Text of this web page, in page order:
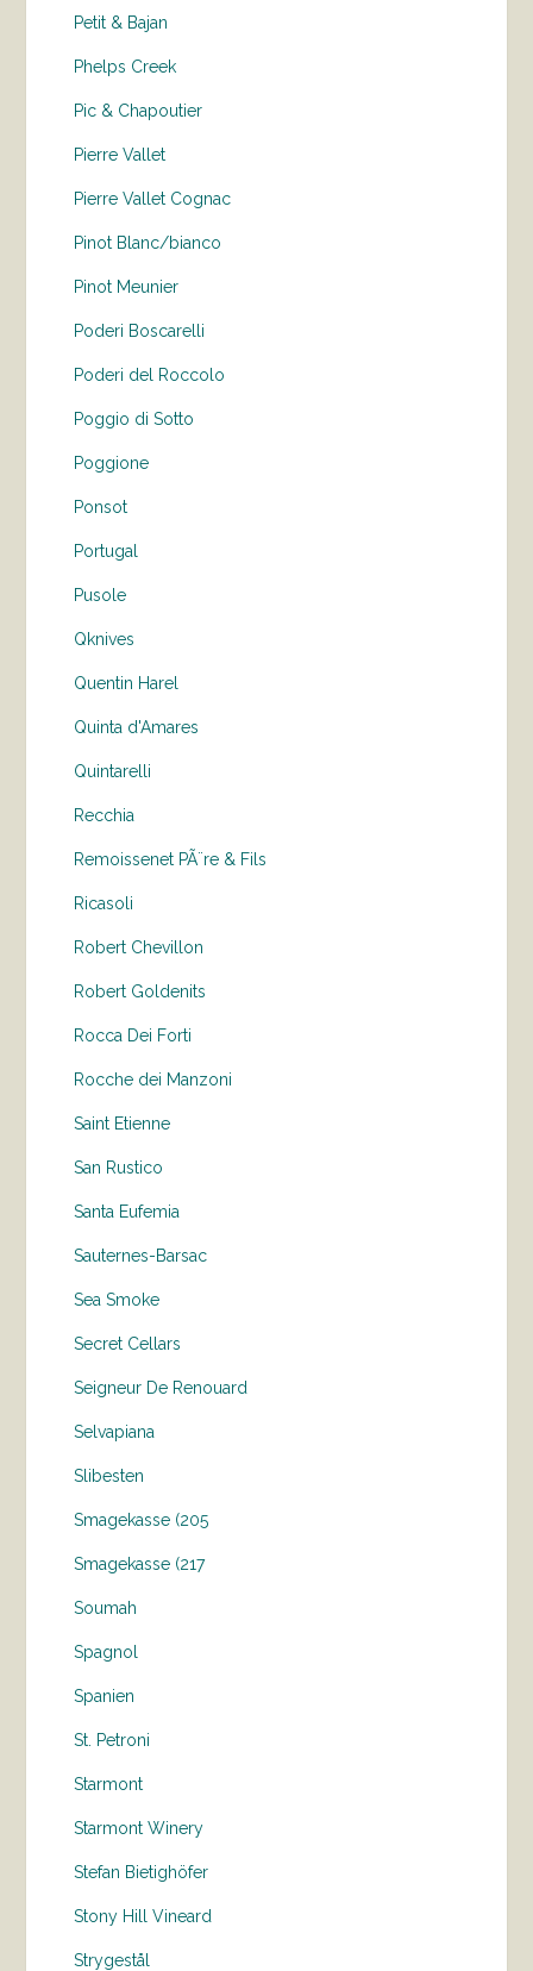
Petit & Bajan
Phelps Creek
Pic & Chapoutier
Pierre Vallet
Pierre Vallet Cognac
Pinot Blanc/bianco
Pinot Meunier
Poderi Boscarelli
Poderi del Roccolo
Poggio di Sotto
Poggione
Ponsot
Portugal
Pusole
Qknives
Quentin Harel
Quinta d'Amares
Quintarelli
Recchia
Remoissenet PÃ¨re & Fils
Ricasoli
Robert Chevillon
Robert Goldenits
Rocca Dei Forti
Rocche dei Manzoni
Saint Etienne
San Rustico
Santa Eufemia
Sauternes-Barsac
Sea Smoke
Secret Cellars
Seigneur De Renouard
Selvapiana
Slibesten
Smagekasse (205
Smagekasse (217
Soumah
Spagnol
Spanien
St. Petroni
Starmont
Starmont Winery
Stefan Bietighöfer
Stony Hill Vineard
Strygestål